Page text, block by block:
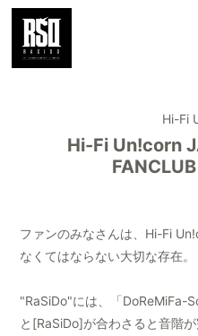
OFFICIAL
WEBSITE
Hi-Fi
Hi-Fi Un!corn
ファンのみなさんは、Hi-Fi
なくてはならない大切な存在。
"RaSiDo"には、「DoReMiFa-
と[RaSiDo]が合わさると音階